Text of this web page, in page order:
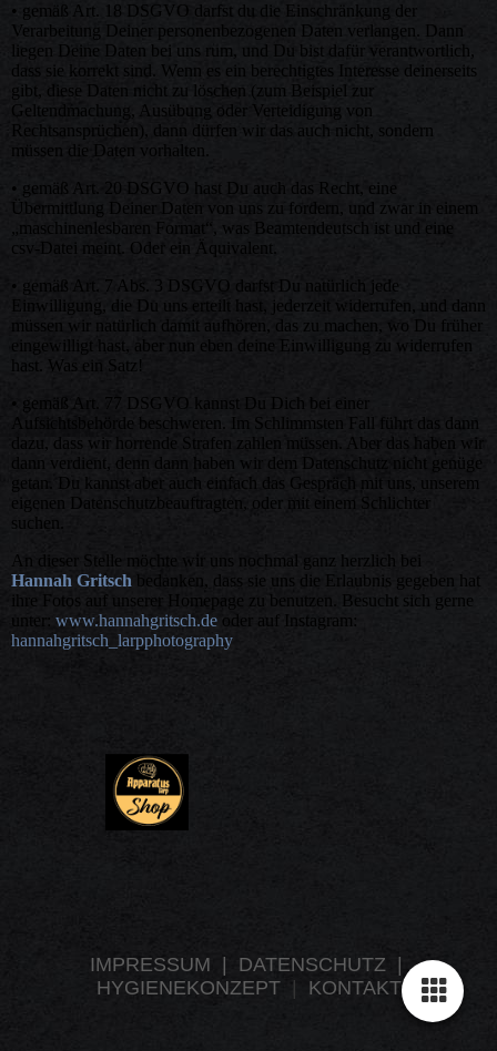
• gemäß Art. 18 DSGVO darfst du die Einschränkung der
Verarbeitung Deiner personenbezogenen Daten verlangen. Dann
liegen Deine Daten bei uns rum, und Du bist dafür verantwortlich,
dass sie korrekt sind. Wenn es ein berechtigtes Interesse deinerseits
gibt, diese Daten nicht zu löschen (zum Beispiel zur
Geltendmachung, Ausübung oder Verteidigung von
Rechtsansprüchen), dann dürfen wir das auch nicht, sondern
müssen die Daten vorhalten.
• gemäß Art. 20 DSGVO hast Du auch das Recht, eine
Übermittlung Deiner Daten von uns zu fordern, und zwar in einem
„maschinenlesbaren Format“, was Beamtendeutsch ist und eine
csv-Datei meint. Oder ein Äquivalent.
• gemäß Art. 7 Abs. 3 DSGVO darfst Du natürlich jede
Einwilligung, die Du uns erteilt hast, jederzeit widerrufen, und dann
müssen wir natürlich damit aufhören, das zu machen, wo Du früher
eingewilligt hast, aber nun eben deine Einwilligung zu widerrufen
hast. Was ein Satz!
• gemäß Art. 77 DSGVO kannst Du Dich bei einer
Aufsichtsbehörde beschweren. Im Schlimmsten Fall führt das dann
dazu, dass wir horrende Strafen zahlen müssen. Aber das haben wir
dann verdient, denn dann haben wir dem Datenschutz nicht genüge
getan. Du kannst aber auch einfach das Gespräch mit uns, unserem
eigenen Datenschutzbeauftragten, oder mit einem Schlichter
suchen.
An dieser Stelle möchte wir uns nochmal ganz herzlich bei
Hannah Gritsch bedanken, dass sie uns die Erlaubnis gegeben hat
ihre Fotos auf unserer Homepage zu benutzen. Besucht sich gerne
unter: www.hannahgritsch.de oder auf Instagram:
hannahgritsch_larpphotography
IMPRESSUM DATENSCHUTZ
HYGIENEKONZEPT| KONTAKT